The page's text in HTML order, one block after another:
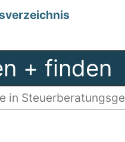
+ finden